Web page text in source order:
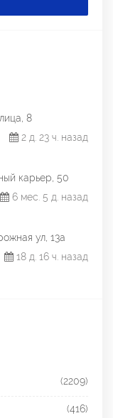
8
2 д. 23 ч. назад
карьер, 50
6 мес. 5 д. назад
ул, 13а
18 д. 16 ч. назад
(2209)
(416)